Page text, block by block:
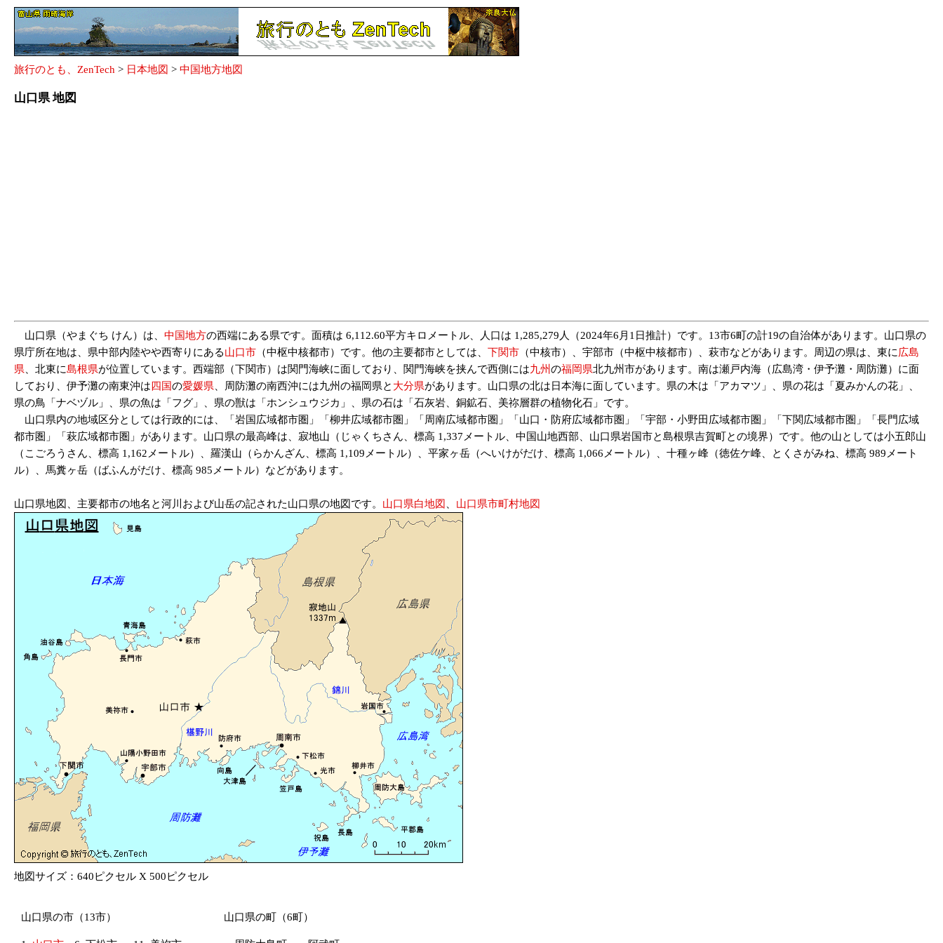
旅行のとも、ZenTech > 日本地図 > 中国地方地図
山口県 地図
山口県（やまぐち けん）は、 中国地方の西端にある県です。面積は 6,112.60平方キロメートル、人口は 1,285,279人（2024年6月1日推計）です。13市6町の計19の自治体があります。山口県の
県庁所在地は、県中部内陸やや西寄りにある山口市 （中枢中核都市）です。他の主要都市としては、 下関市 （中核市）、宇部市（中枢中核都市）、萩市などがあります。周辺の県は、東に広島
県 、北東に島根県が位置しています。西端部（下関市）は関門海峡に面しており、関門海峡を挟んで西側には九州の福岡県北九州市があります。南は瀬戸内海（広島湾・伊予灘・周防灘）に面
しており、伊予灘の南東沖は 四国の愛媛県 、周防灘の南西沖には九州の福岡県と 大分県があります。山口県の北は日本海に面しています。県の木は「アカマツ」、県の花は「夏みかんの花」、
県の鳥「ナベヅル」、県の魚は「フグ」、県の獣は「ホンシュウジカ」、県の石は「石灰岩、銅鉱石、美祢層群の植物化石」です。
山口県内の地域区分としては行政的には、「岩国広域都市圏」「柳井広域都市圏」「周南広域都市圏」「山口・防府広域都市圏」「宇部・小野田広域都市圏」「下関広域都市圏」「長門広域
都市圏」「萩広域都市圏」があります。山口県の最高峰は、寂地山（じゃくちさん、標高 1,337メートル、中国山地西部、山口県岩国市と島根県吉賀町との境界）です。他の山としては小五郎山
（こごろうさん、標高 1,162メートル）、羅漢山（らかんざん、標高 1,109メートル）、平家ヶ岳（へいけがだけ、標高 1,066メートル）、十種ヶ峰（徳佐ケ峰、とくさがみね、標高 989メート
ル）、馬糞ヶ岳（ばふんがだけ、標高 985メートル）などがあります。
山口県地図、主要都市の地名と河川および山岳の記された山口県の地図です。 山口県白地図 山口県市町村地図
地図サイズ：640ピクセル X 500ピクセル
山口県の市（13市） 山口県の町（6町）